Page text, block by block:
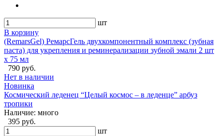
шт
В корзину
(RemarsGel) РемарсГель двухкомпонентный комплекс (зубная
паста) для укрепления и реминерализации зубной эмали 2 шт
х 75 мл
790 руб.
Нет в наличии
Новинка
Космический леденец “Целый космос – в леденце” арбуз
тропики
Наличие: много
395 руб.
шт